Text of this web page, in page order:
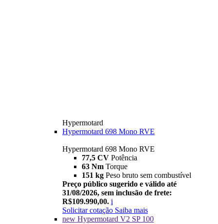
Hypermotard
Hypermotard 698 Mono RVE
Hypermotard 698 Mono RVE
77,5 CV Potência
63 Nm Torque
151 kg Peso bruto sem combustível
Preço público sugerido e válido até
31/08/2026, sem inclusão de frete:
R$109.990,00. i
Solicitar cotação Saiba mais
new Hypermotard V2 SP 100